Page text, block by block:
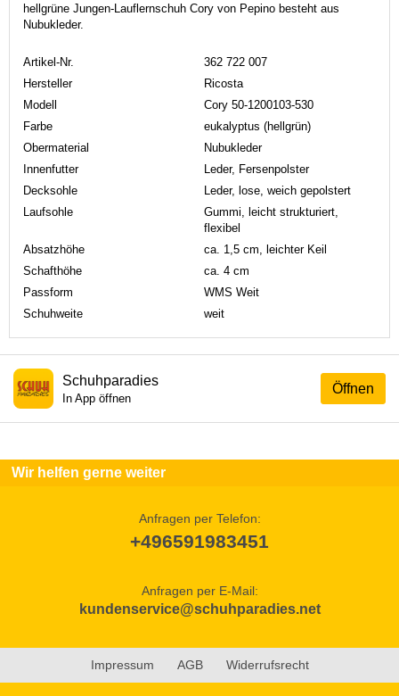
hellgrüne Jungen-Lauflernschuh Cory von Pepino besteht aus
Nubukleder.
Artikel-Nr.
362 722 007
Hersteller
Ricosta
Modell
Cory 50-1200103-530
Farbe
eukalyptus (hellgrün)
Obermaterial
Nubukleder
Innenfutter
Leder, Fersenpolster
Decksohle
Leder, lose, weich gepolstert
Laufsohle
Gummi, leicht strukturiert,
flexibel
Absatzhöhe
ca. 1,5 cm, leichter Keil
Schafthöhe
ca. 4 cm
Passform
WMS Weit
Schuhweite
weit
Öffnen
Schuhparadies
In App öffnen
Wir helfen gerne weiter
Anfragen per Telefon:
+496591983451
Anfragen per E-Mail:
kundenservice@schuhparadies.net
Impressum AGB Widerrufsrecht